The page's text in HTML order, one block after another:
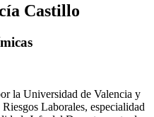
Castillo
la Universidad de Valencia y
Laborales, especialidad